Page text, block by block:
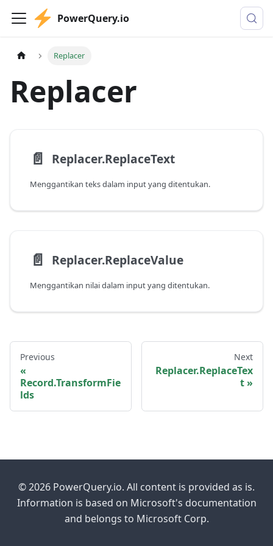
PowerQuery.io
Replacer
Replacer
📄️ Replacer.ReplaceText
Menggantikan teks dalam input yang ditentukan.
📄️ Replacer.ReplaceValue
Menggantikan nilai dalam input yang ditentukan.
Previous
Record.TransformFie
lds
Next
Replacer.ReplaceTex
t
© 2026 PowerQuery.io. All content is provided as is.
Information is based on Microsoft's documentation
and belongs to Microsoft Corp.